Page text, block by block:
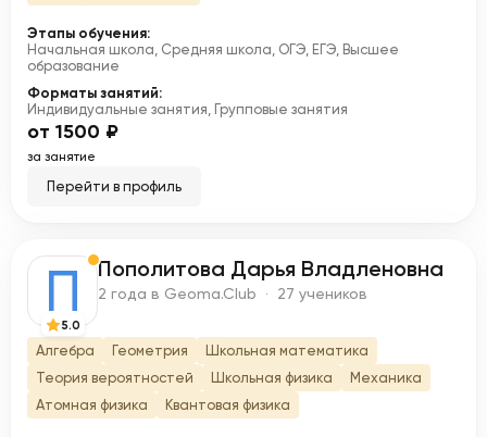
Этапы обучения:
Начальная школа, Средняя школа, ОГЭ, ЕГЭ, Высшее
образование
Форматы занятий:
Индивидуальные занятия, Групповые занятия
от 1500 ₽
за занятие
Перейти в профиль
П
5.0
Пополитова Дарья Владленовна
2 года в Geoma.Club · 27 учеников
Алгебра Геометрия
Школьная математика
Теория вероятностей
Школьная физика
Механика
Атомная физика
Квантовая физика